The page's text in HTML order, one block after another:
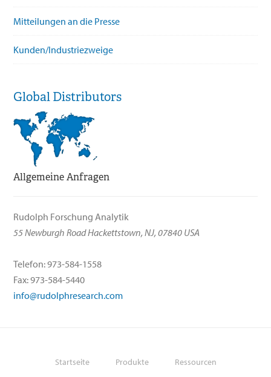
Mitteilungen an die Presse
Kunden/Industriezweige
Global Distributors
Allgemeine Anfragen
Rudolph Forschung Analytik
55 Newburgh Road Hackettstown, NJ, 07840 USA
Telefon: 973-584-1558
Fax: 973-584-5440
info@rudolphresearch.com
Startseite Produkte
Ressourcen